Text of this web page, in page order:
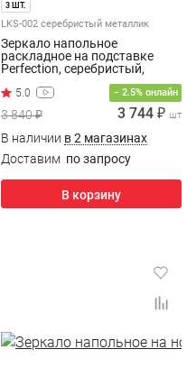
3 ШТ.
LKS-002 серебристый металлик
Зеркало напольное
раскладное на подставке
Perfection, серебристый,
− 2.5% онлайн
3 840 ₽ 3 744 ₽ шт
В наличии в 2 магазинах
Доставим по запросу
В корзину